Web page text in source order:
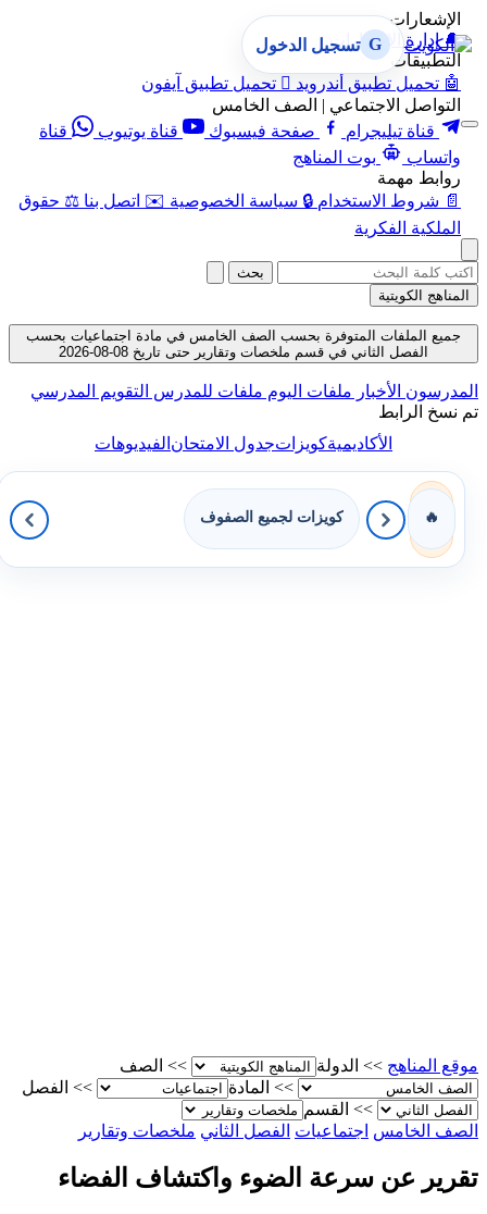
الإشعارات
🔔 إدارة الإشعارات
التطبيقات
🤖 تحميل تطبيق أندرويد  تحميل تطبيق آيفون
التواصل الاجتماعي | الصف الخامس
قناة تيليجرام
صفحة فيسبوك قناة يوتيوب
قناة
واتساب
بوت المناهج
روابط مهمة
📄 شروط الاستخدام 🔒 سياسة الخصوصية ✉️ اتصل بنا ⚖️ حقوق
الملكية الفكرية
G تسجيل الدخول
بحث
المناهج الكويتية
جميع الملفات المتوفرة بحسب الصف الخامس في مادة اجتماعيات بحسب
الفصل الثاني في قسم ملخصات وتقارير حتى تاريخ 08-08-2026
المدرسون الأخبار ملفات اليوم ملفات للمدرس التقويم المدرسي
تم نسخ الرابط
الأكاديميةكويزاتجدول الامتحانالفيديوهات
🔥 كويزات لجميع الصفوف
موقع المناهج >> الدولة >>
الصف
>>
المادة >>
الفصل
>>
القسم
الصف الخامس
اجتماعيات الفصل الثاني ملخصات وتقارير
تقرير عن سرعة الضوء واكتشاف الفضاء